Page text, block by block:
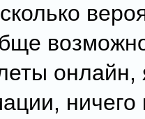
онлайн,
ничего